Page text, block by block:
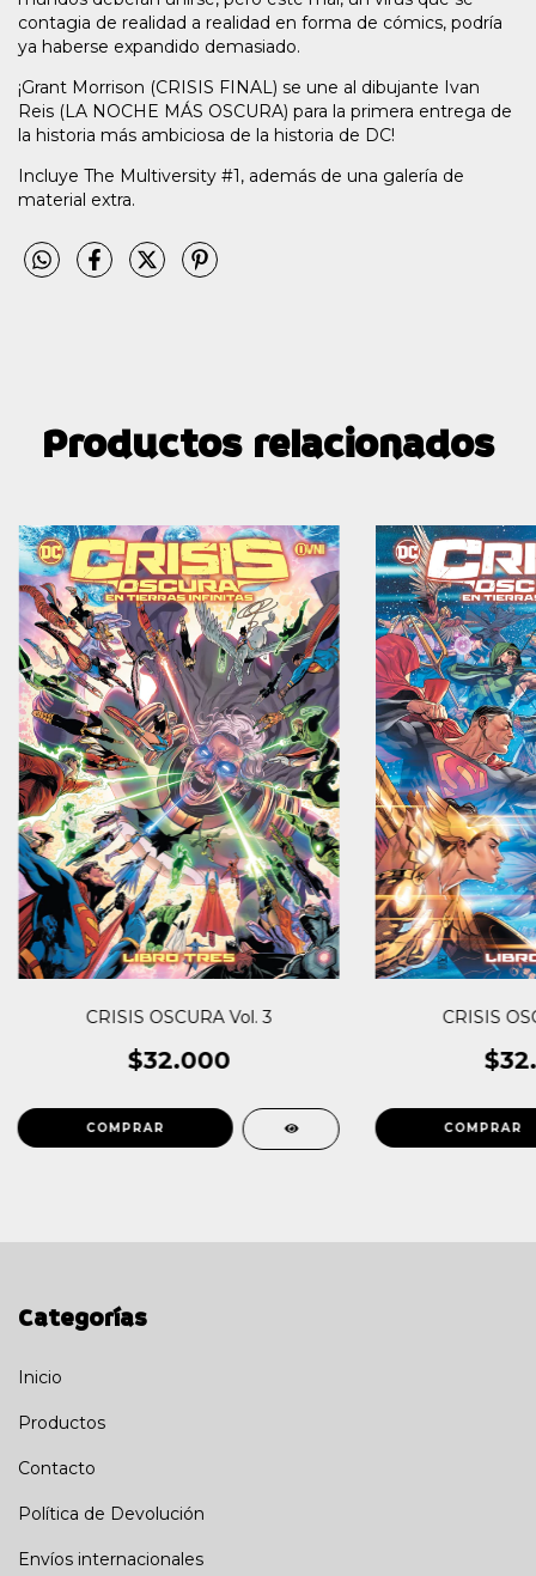
contagia de realidad a realidad en forma de cómics, podría
ya haberse expandido demasiado.
¡Grant Morrison (CRISIS FINAL) se une al dibujante Ivan
Reis (LA NOCHE MÁS OSCURA) para la primera entrega de
la historia más ambiciosa de la historia de DC!
Incluye The Multiversity #1, además de una galería de
material extra.
Productos relacionados
CRISIS OSCURA Vol. 3
$32.000
CRISIS
Categorías
Inicio
Productos
Contacto
Política de Devolución
Envíos internacionales